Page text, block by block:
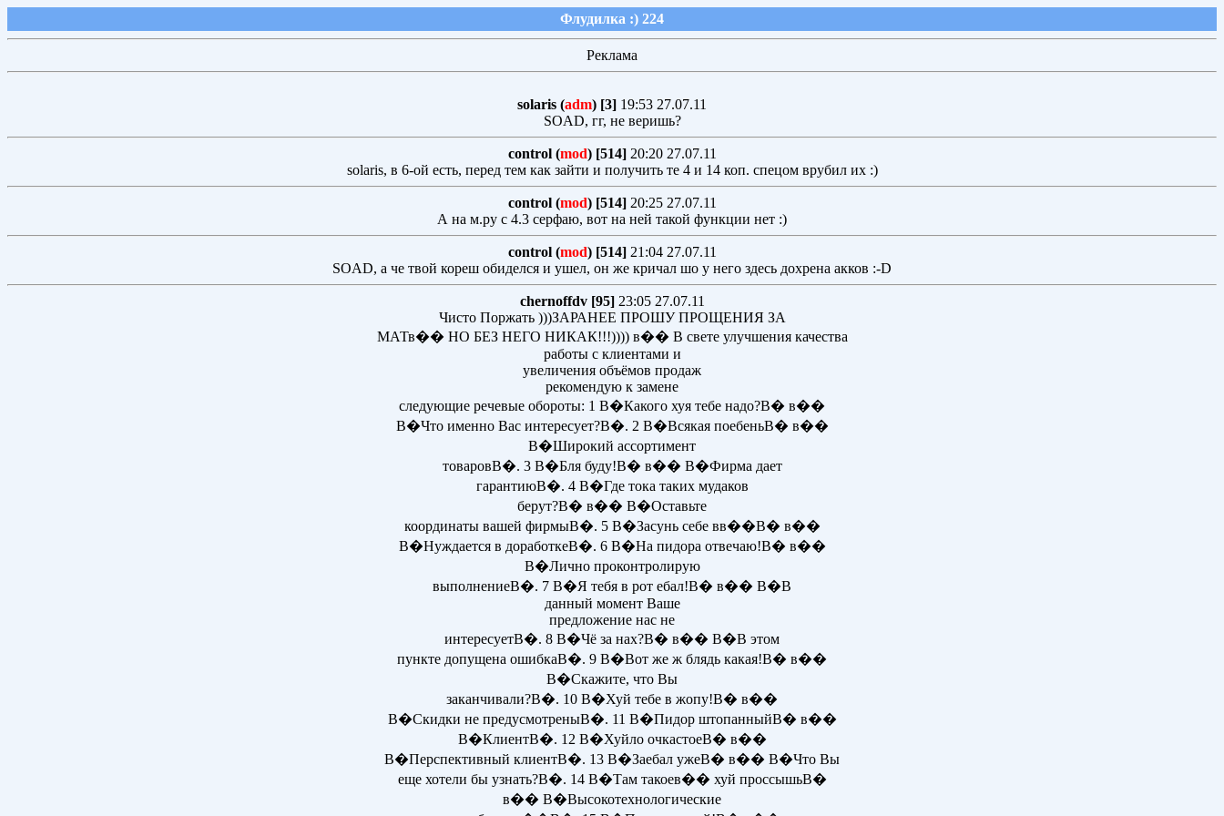
Флудилка :) 224
Реклама
solaris (adm) [3] 19:53 27.07.11
SOAD, гг, не веришь?
control (mod) [514]20:20 27.07.11
solaris, в 6-ой есть, перед тем как зайти и получить те 4 и 14 коп. спецом врубил их :)
control (mod) [514]20:25 27.07.11
А на м.ру с 4.3 серфаю, вот на ней такой функции нет :)
control (mod) [514]21:04 27.07.11
SOAD, а че твой кореш обиделся и ушел, он же кричал шо у него здесь дохрена акков :-D
chernoffdv [95]23:05 27.07.11
Чисто Поржать )))ЗАРАНЕЕ ПРОШУ ПРОЩЕНИЯ ЗА
МАТв�� НО БЕЗ НЕГО НИКАК!!!)))) в�� В свете улучшения качества
работы с клиентами и
увеличения объёмов продаж
рекомендую к замене
следующие речевые обороты: 1 В�Какого хуя тебе надо?В� в��
В�Что именно Вас интересует?В�. 2 В�Всякая поебеньВ� в��
В�Широкий ассортимент
товаровВ�. 3 В�Бля буду!В� в�� В�Фирма дает
гарантиюВ�. 4 В�Где тока таких мудаков
берут?В� в�� В�Оставьте
координаты вашей фирмыВ�. 5 В�Засунь себе вв��В� в��
В�Нуждается в доработкеВ�. 6 В�На пидора отвечаю!В� в��
В�Лично проконтролирую
выполнениеВ�. 7 В�Я тебя в рот ебал!В� в�� В�В
данный момент Ваше
предложение нас не
интересуетВ�. 8 В�Чё за нах?В� в�� В�В этом
пункте допущена ошибкаВ�. 9 В�Вот же ж блядь какая!В� в��
В�Скажите, что Вы
заканчивали?В�. 10 В�Хуй тебе в жопу!В� в��
В�Скидки не предусмотреныВ�. 11 В�Пидор штопанныйВ� в��
В�КлиентВ�. 12 В�Хуйло очкастоеВ� в��
В�Перспективный клиентВ�. 13 В�Заебал ужеВ� в�� В�Что Вы
еще хотели бы узнать?В�. 14 В�Там такоев�� хуй проссышьВ�
в�� В�Высокотехнологические